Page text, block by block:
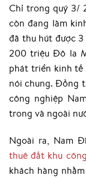
Chỉ trong quý 3/
còn đang làm
đã thu hút được
200 triệu Đô la
phát triển kinh tế
nói chung. Đồng
công nghiệp
trong và ngoài
Ngoài ra, Nam
thuê đất khu
khách hàng